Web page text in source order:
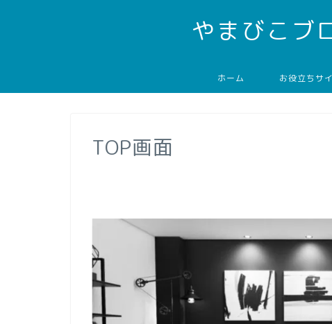
やまびこブ
ホーム お役立ちサ
TOP画面